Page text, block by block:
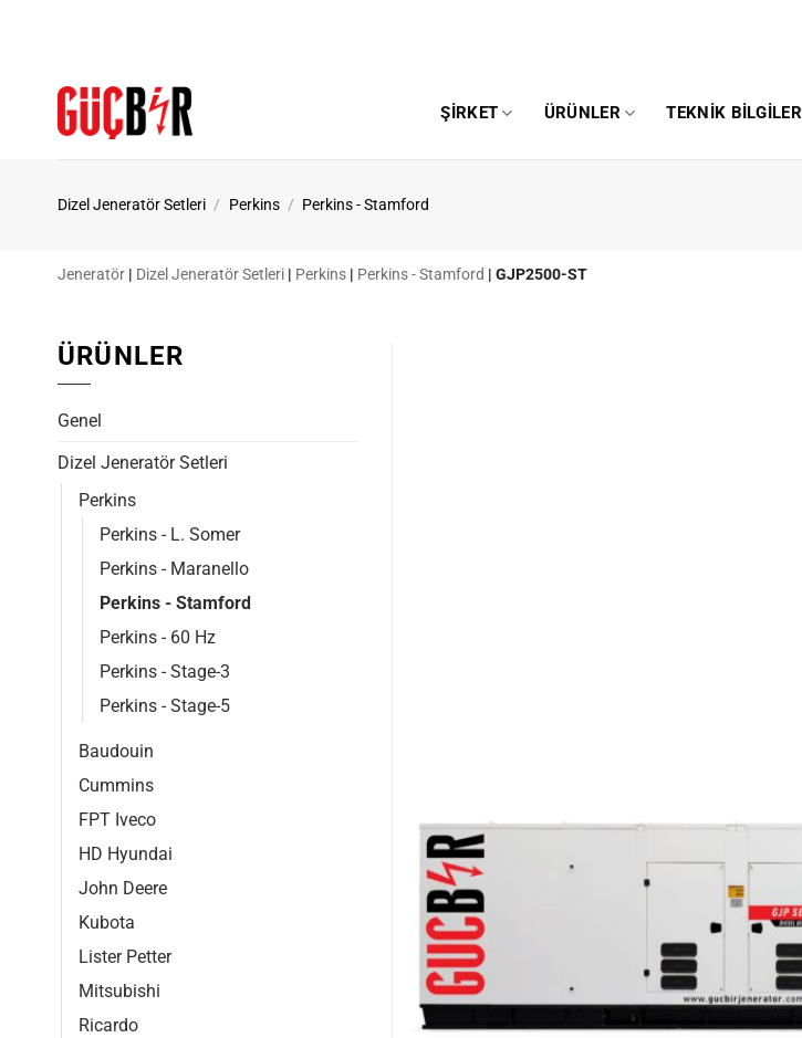
ŞIRKET ÜRÜNLER TEKNIK BILGILER
Dizel Jeneratör Setleri / Perkins / Perkins - Stamford
Jeneratör | Dizel Jeneratör Setleri | Perkins | Perkins - Stamford | GJP2500-ST
ÜRÜNLER
Genel
Dizel Jeneratör Setleri
Perkins
Perkins - L. Somer
Perkins - Maranello
Perkins - Stamford
Perkins - 60 Hz
Perkins - Stage-3
Perkins - Stage-5
Baudouin
Cummins
FPT Iveco
HD Hyundai
John Deere
Kubota
Lister Petter
Mitsubishi
Ricardo